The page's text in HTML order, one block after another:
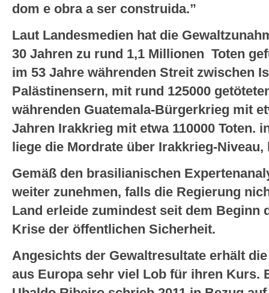
dom e obra a ser construida.”
Laut Landesmedien hat die
30 Jahren zu rund 1,1 Millionen Toten
im 53 Jahre währenden Streit zwischen
Palästinensern, mit rund 125000
währenden Guatemala-Bürgerkrieg mit
Jahren Irakkrieg mit etwa 110000 Toten.
liege die Mordrate über Irakkrieg-
Gemäß den brasilianischen
weiter zunehmen, falls die Regierung
Land erleide zumindest seit dem Beginn
Krise der öffentlichen Sicherheit.
Angesichts der Gewaltresultate erhält
aus Europa sehr viel Lob für ihren Kurs.